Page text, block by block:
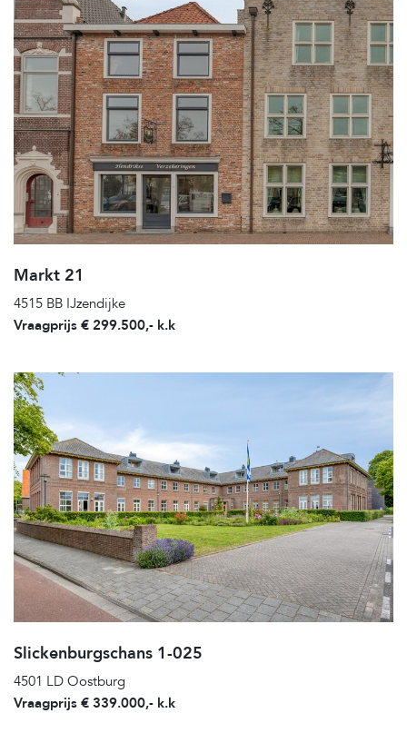
Markt 21
4515 BB IJzendijke
Vraagprijs € 299.500,- k.k
Slickenburgschans 1-025
4501 LD Oostburg
Vraagprijs € 339.000,- k.k